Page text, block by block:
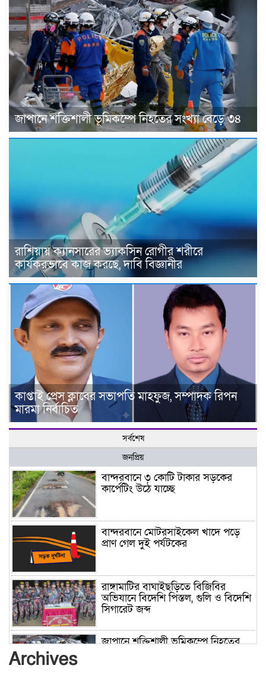
জাপানে শক্তিশালী ভূমিকম্পে নিহতের সংখ্যা বেড়ে ৩৪
রাশিয়ায় ক্যানসারের ভ্যাকসিন রোগীর শরীরে
কার্যকরভাবে কাজ করছে, দাবি বিজ্ঞানীর
কাপ্তাই প্রেস ক্লাবের সভাপতি মাহফুজ, সম্পাদক রিপন
মারমা নির্বাচিত
সর্বশেষ
জনপ্রিয়
বান্দরবানে ৩ কোটি টাকার সড়কের
কার্পেটিং উঠে যাচ্ছে
বান্দরবানে মোটরসাইকেল খাদে পড়ে
প্রাণ গেল দুই পর্যটকের
রাঙ্গামাটির বাঘাইছড়িতে বিজিবির
অভিযানে বিদেশি পিস্তল, গুলি ও বিদেশি
সিগারেট জব্দ
জাপানে শক্তিশালী ভূমিকম্পে নিহতের
Archives